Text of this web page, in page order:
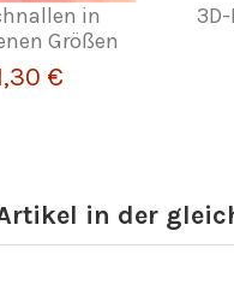
in
Größen
€
in der